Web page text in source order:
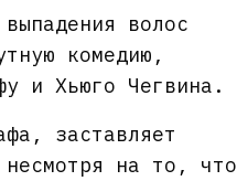
волос
комедию,
и Хьюго Чегвина.
заставляет
несмотря на то, что